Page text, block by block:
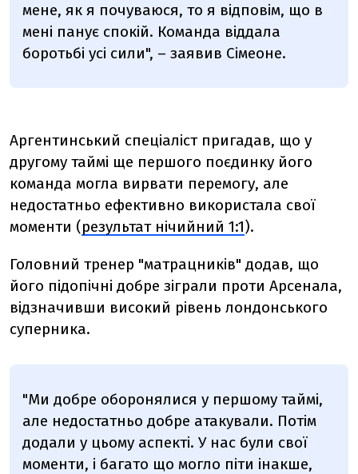
мене, як я почуваюся, то я відповім, що в
мені панує спокій. Команда віддала
боротьбі усі сили", – заявив Сімеоне.
Аргентинський спеціаліст пригадав, що у
другому таймі ще першого поєдинку його
команда могла вирвати перемогу, але
недостатньо ефективно використала свої
моменти (результат нічийний 1:1).
Головний тренер "матрацників" додав, що
його підопічні добре зіграли проти Арсенала,
відзначивши високий рівень лондонського
суперника.
"Ми добре оборонялися у першому таймі,
але недостатньо добре атакували. Потім
додали у цьому аспекті. У нас були свої
моменти, і багато що могло піти інакше,